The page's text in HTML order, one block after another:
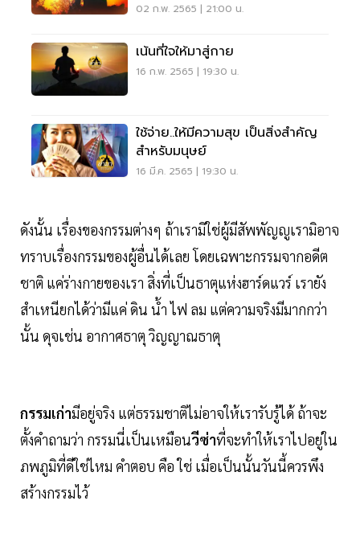
02 ก.พ. 2565 | 21:00 น.
เน้นที่ใจให้มาสู่กาย
16 ก.พ. 2565 | 19:30 น.
ใช้จ่าย..ให้มีความสุข เป็นสิ่งสำคัญ
สำหรับมนุษย์
16 มี.ค. 2565 | 19:30 น.
ดังนั้น เรื่องของกรรมต่างๆ ถ้าเรามิใช่ผู้มีสัพพัญญูเรามิอาจ
ทราบเรื่องกรรมของผู้อื่นได้เลย โดยเฉพาะกรรมจากอดีต
ชาติ แค่ร่างกายของเรา สิ่งที่เป็นธาตุแห่งฮาร์ดแวร์ เรายัง
สำเหนียกได้ว่ามีแค่ ดิน น้ำ ไฟ ลม แต่ความจริงมีมากกว่า
นั้น ดุจเช่น อากาศธาตุ วิญญาณธาตุ
กรรมเก่ามีอยู่จริง แต่ธรรมชาติ​ไม่อาจให้เรารับรู้ได้ ถ้าจะ
ตั้งคำถามว่า กรรมนี่เป็นเหมือนวีซ่าที่จะทำให้เราไปอยู่ใน
ภพภูมิที่ดีใช่ไหม คำตอบ คือ ใช่ เมื่อเป็นนั้นวันนี้ควรพึง
สร้างกรรมไว้